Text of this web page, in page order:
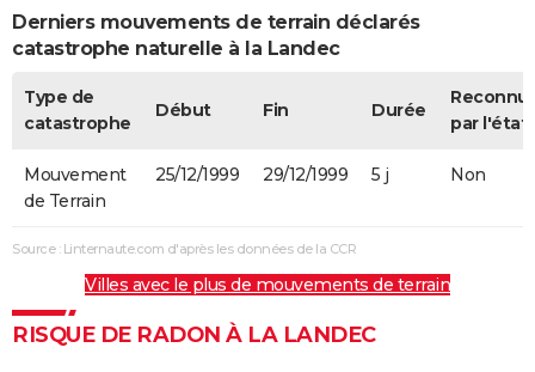
Derniers mouvements de terrain déclarés
catastrophe naturelle à la Landec
Type de
catastrophe
Début Fin Durée
par l'état
Mouvement
de Terrain
25/12/1999 29/12/1999 5 j Non
Source : Linternaute.com d'après les données de la CCR
Villes avec le plus de mouvements de terrain
RISQUE DE RADON À LA LANDEC